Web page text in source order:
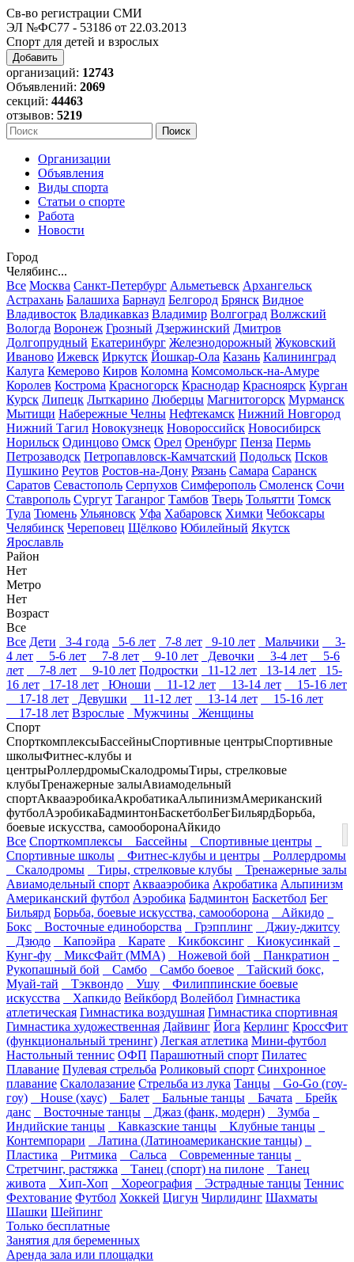
Св-во регистрации СМИ
ЭЛ №ФС77 - 53186 от 22.03.2013
Спорт для детей и взрослых
Добавить
организаций: 12743
Объявлений: 2069
секций: 44463
отзывов: 5219
Организации
Объявления
Виды спорта
Статьи о спорте
Работа
Новости
Город
Челябинс...
Все Москва Санкт-Петербург Альметьевск Архангельск
Астрахань Балашиха Барнаул Белгород Брянск Видное
Владивосток Владикавказ Владимир Волгоград Волжский
Вологда Воронеж Грозный Дзержинский Дмитров
Долгопрудный Екатеринбург Железнодорожный Жуковский
Иваново Ижевск Иркутск Йошкар-Ола Казань Калининград
Калуга Кемерово Киров Коломна Комсомольск-на-Амуре
Королев Кострома Красногорск Краснодар Красноярск Курган
Курск Липецк Лыткарино Люберцы Магнитогорск Мурманск
Мытищи Набережные Челны Нефтекамск Нижний Новгород
Нижний Тагил Новокузнецк Новороссийск Новосибирск
Норильск Одинцово Омск Орел Оренбург Пенза Пермь
Петрозаводск Петропавловск-Камчатский Подольск Псков
Пушкино Реутов Ростов-на-Дону Рязань Самара Саранск
Саратов Севастополь Серпухов Симферополь Смоленск Сочи
Ставрополь Сургут Таганрог Тамбов Тверь Тольятти Томск
Тула Тюмень Ульяновск Уфа Хабаровск Химки Чебоксары
Челябинск Череповец Щёлково Юбилейный Якутск
Ярославль
Район
Нет
Метро
Нет
Возраст
Все
Все Дети 3-4 года 5-6 лет 7-8 лет 9-10 лет Мальчики
3-
4 лет
5-6 лет 7-8 лет 9-10 лет Девочки 3-4 лет
5-6
лет
7-8 лет 9-10 лет Подростки 11-12 лет 13-14 лет
15-
16 лет
17-18 лет Юноши 11-12 лет 13-14 лет
15-16 лет
17-18 лет
Девушки 11-12 лет 13-14 лет
15-16 лет
17-18 лет Взрослые Мужчины
Женщины
Спорт
СпорткомплексыБассейныСпортивные центрыСпортивные
школыФитнес-клубы и
центрыРоллердромыСкалодромыТиры, стрелковые
клубыТренажерные залыАвиамодельный
спортАквааэробикаАкробатикаАльпинизмАмериканский
футболАэробикаБадминтонБаскетболБегБильярдБорьба,
боевые искусства, самооборонаАйкидо
Все Спорткомплексы Бассейны
Спортивные центры
Спортивные школы
Фитнес-клубы и центры
Роллердромы
Скалодромы
Тиры, стрелковые клубы
Тренажерные залы
Авиамодельный спорт Аквааэробика Акробатика Альпинизм
Американский футбол Аэробика Бадминтон Баскетбол Бег
Бильярд Борьба, боевые искусства, самооборона
Айкидо
Бокс
Восточные единоборства Грэпплинг
Джиу-джитсу
Дзюдо
Капоэйра Карате Кикбоксинг
Киокусинкай
Кунг-фу
МиксФайт (ММА) Ножевой бой
Панкратион
Рукопашный бой
Самбо Самбо боевое
Тайский бокс,
Муай-тай
Тэквондо Ушу
Филиппинские боевые
искусства
Хапкидо Вейкборд Волейбол Гимнастика
атлетическая Гимнастика воздушная Гимнастика спортивная
Гимнастика художественная Дайвинг Йога Керлинг КроссФит
(функциональный тренинг) Легкая атлетика Мини-футбол
Настольный теннис ОФП Парашютный спорт Пилатес
Плавание Пулевая стрельба Роликовый спорт Синхронное
плавание Скалолазание Стрельба из лука Танцы
Go-Go (гоу-
гоу)
House (хаус) Балет Бальные танцы Бачата
Брейк
данс
Восточные танцы Джаз (фанк, модерн)
Зумба
Индийские танцы
Кавказские танцы
Клубные танцы
Контемпорари
Латина (Латиноамериканские танцы)
Пластика
Ритмика Сальса
Современные танцы
Стретчинг, растяжка
Танец (спорт) на пилоне
Танец
живота
Хип-Хоп Хореография Эстрадные танцы Теннис
Фехтование Футбол Хоккей Цигун Чирлидинг Шахматы
Шашки Шейпинг
Только бесплатные
Занятия для беременных
Аренда зала или площадки